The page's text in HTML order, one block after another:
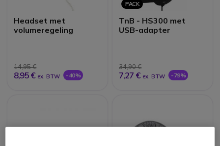
Headset met
volumeregeling
14,95 €
8,95 € ex. BTW -40%
PACK
TnB - HS300 met
USB-adapter
34,90 €
7,27 € ex. BTW -79%